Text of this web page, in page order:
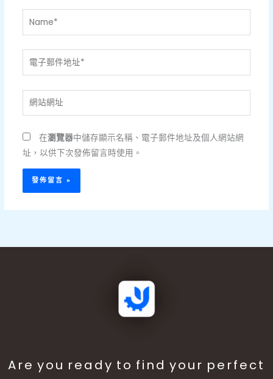
Name*
電
件
地
址
*
址
在瀏覽器中儲存顯示名稱、電子郵件地址及個人網站網
址，以供下次發佈留言時使用。
Are you ready to find your perfect